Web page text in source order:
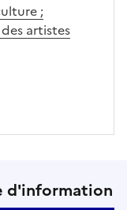
;
artistes
d'information